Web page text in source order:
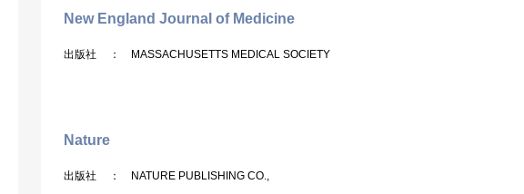
New England Journal of Medicine
出版社 ： MASSACHUSETTS MEDICAL SOCIETY
Nature
出版社 ： NATURE PUBLISHING CO.,